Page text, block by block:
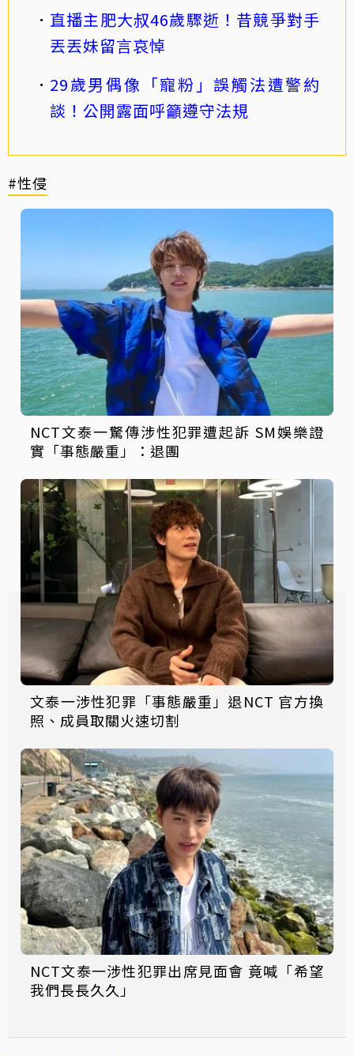
直播主肥大叔46歲驟逝！昔競爭對手
丟丟妹留言哀悼
29歲男偶像「寵粉」誤觸法遭警約
談！公開露面呼籲遵守法規
#性侵
NCT文泰一驚傳涉性犯罪遭起訴 SM娛樂證
實「事態嚴重」：退團
文泰一涉性犯罪「事態嚴重」退NCT 官方換
照、成員取關火速切割
NCT文泰一涉性犯罪出席見面會 竟喊「希望
我們長長久久」